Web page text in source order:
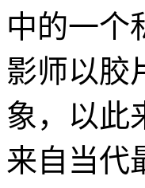
中的一个
影师以胶
象，以此
来自当代